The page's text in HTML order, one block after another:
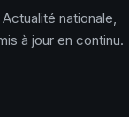
nationale,
à jour en continu.